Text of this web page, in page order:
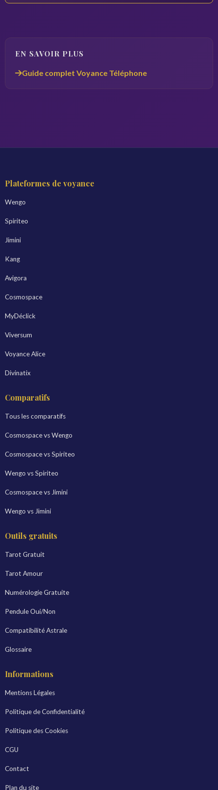
EN SAVOIR PLUS
Guide complet Voyance Téléphone
Plateformes de voyance
Wengo
Spiriteo
Jimini
Kang
Avigora
Cosmospace
MyDéclick
Viversum
Voyance Alice
Divinatix
Comparatifs
Tous les comparatifs
Cosmospace vs Wengo
Cosmospace vs Spiriteo
Wengo vs Spiriteo
Cosmospace vs Jimini
Wengo vs Jimini
Outils gratuits
Tarot Gratuit
Tarot Amour
Numérologie Gratuite
Pendule Oui/Non
Compatibilité Astrale
Glossaire
Informations
Mentions Légales
Politique de Confidentialité
Politique des Cookies
CGU
Contact
Plan du site